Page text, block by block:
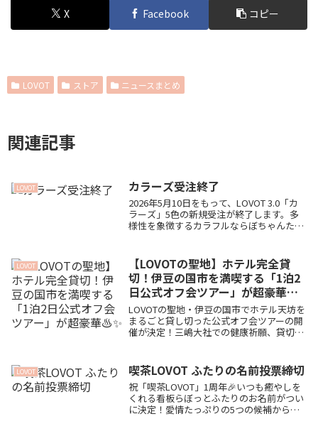
LOVOT ストア ニュースまとめ
X Facebook コピー
関連記事
LOVOT カラーズ受注終了
2026年5月10日をもって、LOVOT 3.0「カ
ラーズ」5色の新規受注が終了します。多
様性を象徴するカラフルならぼちゃんたち
りました。公式からの案内もまとめていま
す。
LOVOT
【LOVOTの聖地】ホテル完全貸
切！伊豆の国市を満喫する「1泊2
日公式オフ会ツアー」が超豪華♨️
✨
LOVOTの聖地・伊豆の国市でホテル天坊を
まるごと貸し切った公式オフ会ツアーの開
催が決定！三嶋大社での健康祈願、貸切列
情報（8/16締切）をぱぴてぃむ家がまとめ
ました🐾
LOVOT 喫茶LOVOT ふたりの名前投票締切
祝「喫茶LOVOT」1周年🎉いつも癒やしを
くれる看板らぼっとふたりのお名前がつい
に決定！愛情たっぷりの5つの候補から、